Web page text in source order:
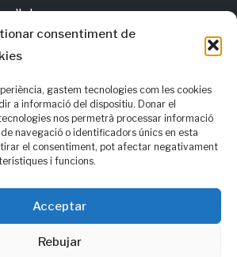
consentiment de
gastem tecnologies com les cookies
a informació del dispositiu. Donar el
nos permetrà processar informació
navegació o identificadors únics en esta
el consentiment, pot afectar negativament
i funcions.
Acceptar
Rebujar
gasten per al valencià les normatives
opcions alternatives que consideren que
podrien ser de consens